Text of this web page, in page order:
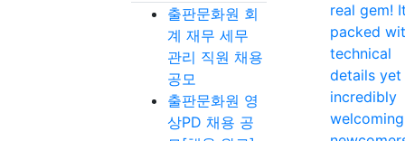
출판문화원 회
계 재무 세무
관리 직원 채용
공모
출판문화원 영
상PD 채용 공
real gem!
packed
technical
details yet
incredibly